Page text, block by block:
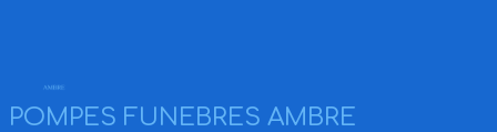
POMPES FUNEBRES AMBRE